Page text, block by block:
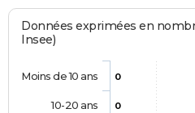
Données exprimées en
Insee)
0
0
Moins de 10 ans
10-20 ans